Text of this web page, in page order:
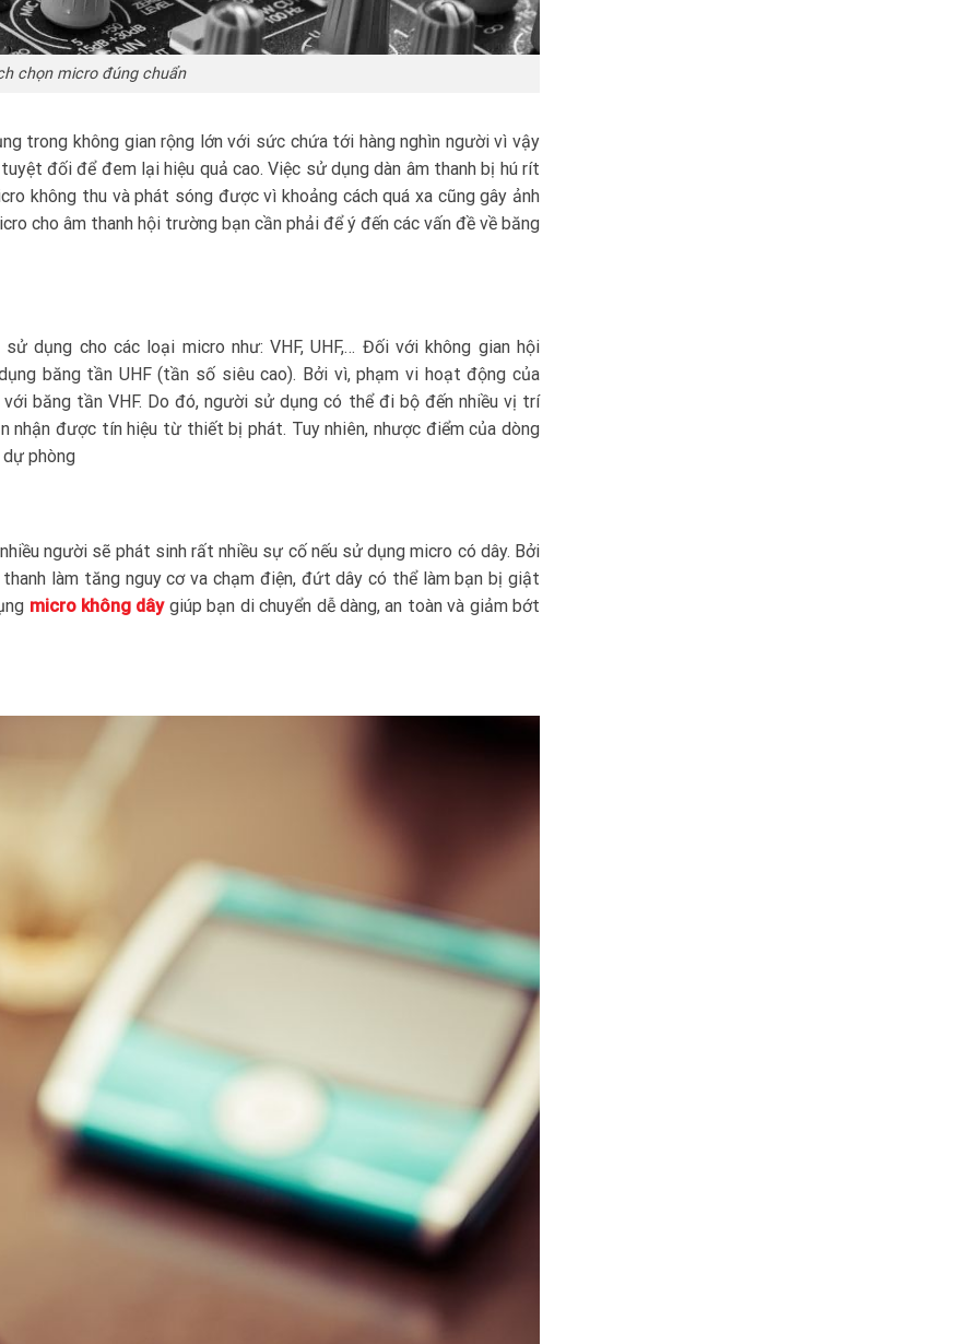
chọn micro đúng chuẩn
trong không gian rộng lớn với sức chứa tới hàng nghìn người vì vậy
đối để đem lại hiệu quả cao. Việc sử dụng dàn âm thanh bị hú rít
không thu và phát sóng được vì khoảng cách quá xa cũng gây ảnh
cho âm thanh hội trường bạn cần phải để ý đến các vấn đề về băng
dụng cho các loại micro như: VHF, UHF,… Đối với không gian hội
băng tần UHF (tần số siêu cao). Bởi vì, phạm vi hoạt động của
băng tần VHF. Do đó, người sử dụng có thể đi bộ đến nhiều vị trí
nhận được tín hiệu từ thiết bị phát. Tuy nhiên, nhược điểm của dòng
dự phòng
người sẽ phát sinh rất nhiều sự cố nếu sử dụng micro có dây. Bởi
làm tăng nguy cơ va chạm điện, đứt dây có thể làm bạn bị giật
micro không dâygiúp bạn di chuyển dễ dàng, an toàn và giảm bớt